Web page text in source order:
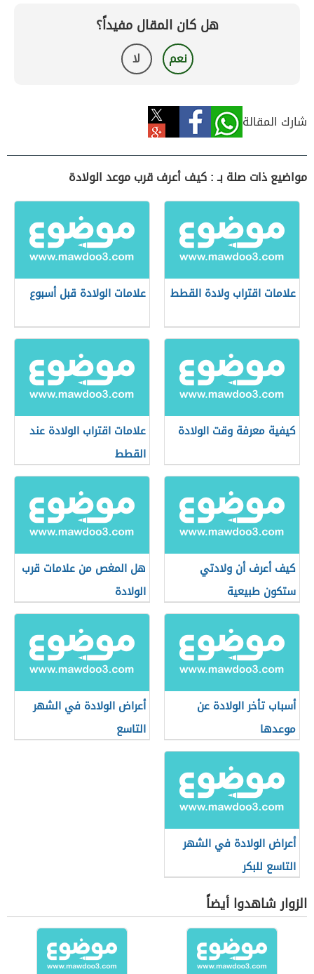
هل كان المقال مفيداً؟
نعم لا
شارك المقالة
مواضيع ذات صلة بـ : كيف أعرف قرب موعد الولادة
علامات اقتراب ولادة القطط علامات الولادة قبل أسبوع
كيفية معرفة وقت الولادة
علامات اقتراب الولادة عند
القطط
كيف أعرف أن ولادتي
ستكون طبيعية
هل المغص من علامات قرب
الولادة
أسباب تأخر الولادة عن
موعدها
أعراض الولادة في الشهر
التاسع
أعراض الولادة في الشهر
التاسع للبكر
الزوار شاهدوا أيضاً